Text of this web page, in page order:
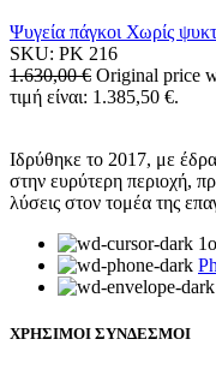
Ψυγεία πάγκοι Χωρίς
SKU: PK 216
1.630,00€ Original price
τιμή είναι: 1.385,50 €.
Ιδρύθηκε το 2017, με
στην ευρύτερη περιοχή,
λύσεις στον τομέα της
ΧΡΗΣΙΜΟΙ ΣΥΝΔΕΣΜΟΙ